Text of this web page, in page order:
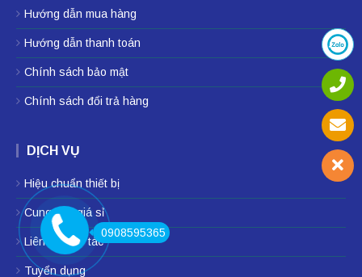
Hướng dẫn mua hàng
Hướng dẫn thanh toán
Chính sách bảo mật
Chính sách đổi trả hàng
DỊCH VỤ
Hiệu chuẩn thiết bị
Cung cấp giá sỉ
Liên hệ hợp tác
Tuyển dụng
0908595365